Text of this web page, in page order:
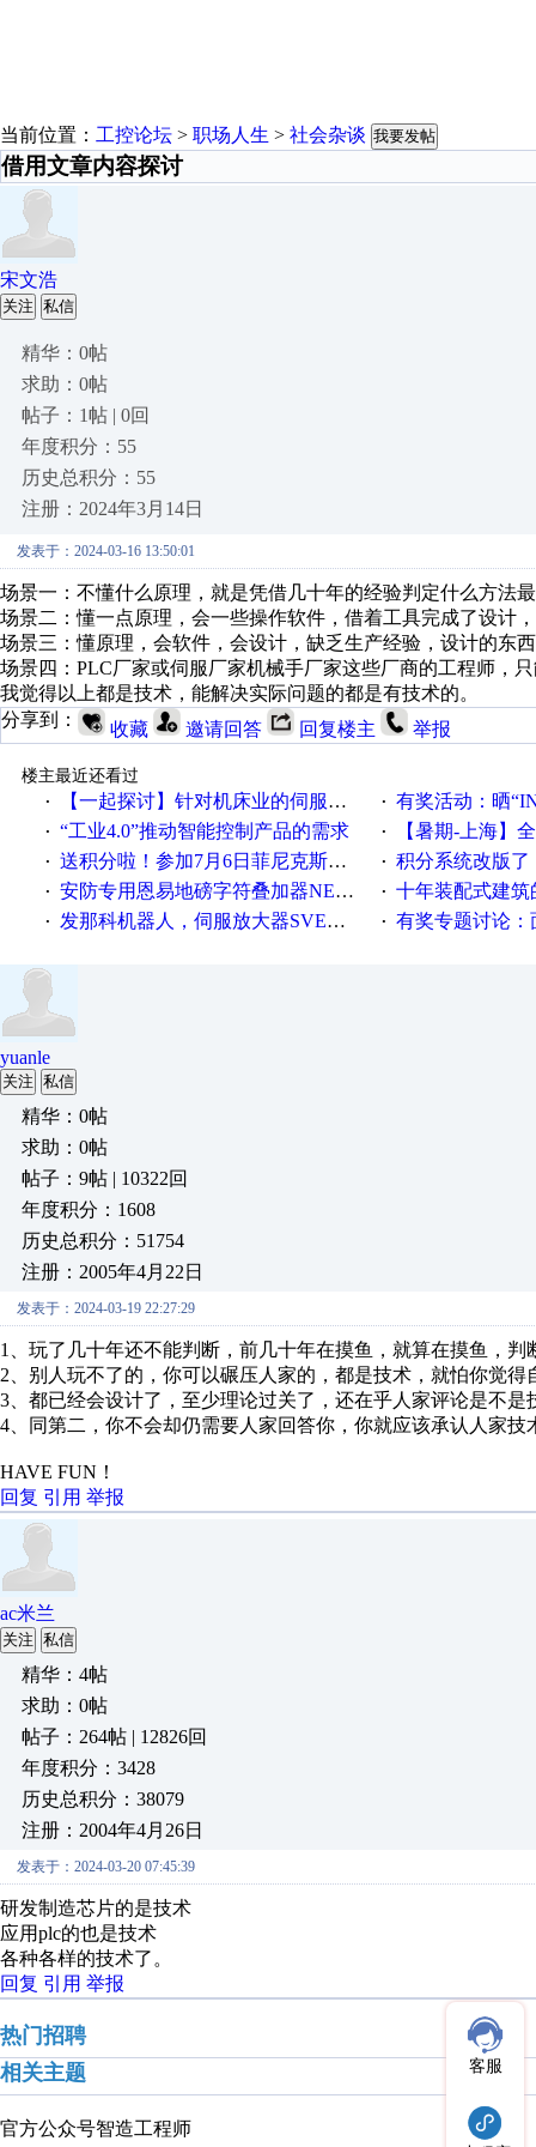
当前位置： 工控论坛 > 职场人生 > 社会杂谈 我要发帖
借用文章内容探讨
宋文浩
关注 私信
精华：0帖
求助：0帖
帖子：1帖 | 0回
年度积分：55
历史总积分：55
注册：2024年3月14日
发表于：2024-03-16 13:50:01
场景一：不懂什么原理，就是凭借几十年的经验判定什么方法
场景二：懂一点原理，会一些操作软件，借着工具完成了设计
场景三：懂原理，会软件，会设计，缺乏生产经验，设计的东
场景四：PLC厂家或伺服厂家机械手厂家这些厂商的工程师，
我觉得以上都是技术，能解决实际问题的都是有技术的。
分享到：
收藏 邀请回答 回复楼主 举报
楼主最近还看过
·
【一起探讨】针对机床业的伺服系统发展，您的期望是什么？ · 有奖活动：晒
· “工业4.0”推动智能控制产品的需求 · 【暑期-上海】全国工业
· 送积分啦！参加7月6日菲尼克斯在线研讨会即得 · 积分系统改版了，重说
· 安防专用恩易地磅字符叠加器NE-DB-7014 · 十年装配式建
· 发那科机器人，伺服放大器SVEMG指示灯亮 · 有奖专题讨论：面对低压变
yuanle
关注 私信
精华：0帖
求助：0帖
帖子：9帖 | 10322回
年度积分：1608
历史总积分：51754
注册：2005年4月22日
发表于：2024-03-19 22:27:29
1、玩了几十年还不能判断，前几十年在摸鱼，就算在摸鱼，判
2、别人玩不了的，你可以碾压人家的，都是技术，就怕你觉
3、都已经会设计了，至少理论过关了，还在乎人家评论是不是
4、同第二，你不会却仍需要人家回答你，你就应该承认人家技
HAVE FUN！
回复 引用 举报
ac米兰
关注 私信
精华：4帖
求助：0帖
帖子：264帖 | 12826回
年度积分：3428
历史总积分：38079
注册：2004年4月26日
发表于：2024-03-20 07:45:39
研发制造芯片的是技术
应用plc的也是技术
各种各样的技术了。
回复 引用 举报
热门招聘
相关主题
官方公众号智造工程师
客服